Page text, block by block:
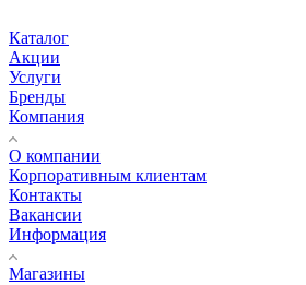
Каталог
Акции
Услуги
Бренды
Компания
О компании
Корпоративным клиентам
Контакты
Вакансии
Информация
Магазины